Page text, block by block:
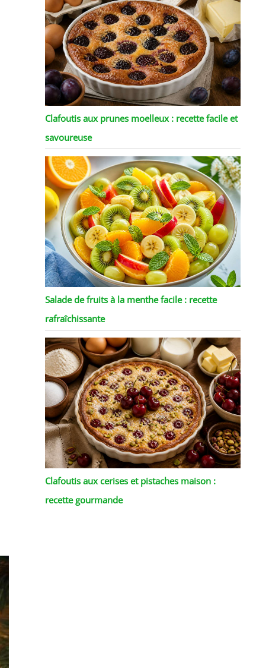
Clafoutis aux prunes moelleux : recette facile et
savoureuse
Salade de fruits à la menthe facile : recette
rafraîchissante
Clafoutis aux cerises et pistaches maison :
recette gourmande